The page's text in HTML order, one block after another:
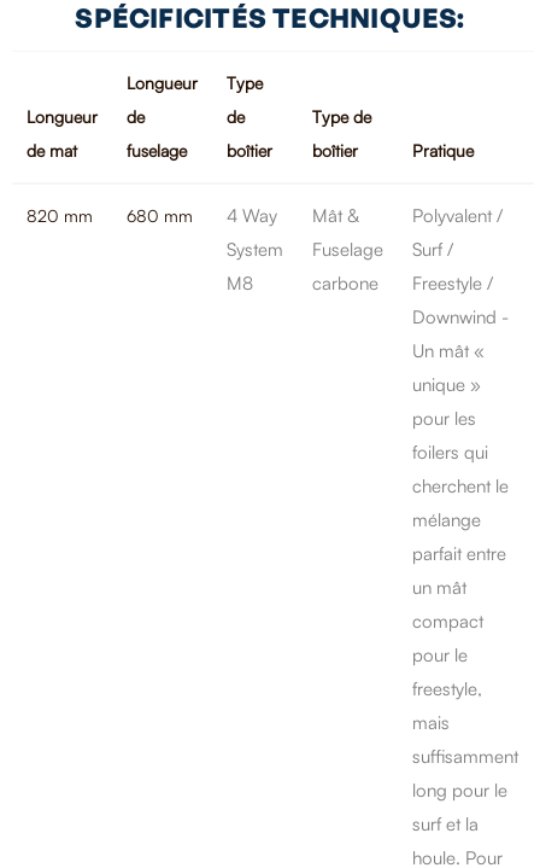
SPÉCIFICITÉS TECHNIQUES:
Longueur
de mat
Longueur
de
fuselage
Type
de
boîtier
Type de
boîtier
Pratique
820 mm 680 mm
4 Way
System
M8
Mât &
Fuselage
carbone
Polyvalent /
Surf /
Freestyle /
Downwind -
Un mât «
unique »
pour les
foilers qui
cherchent le
mélange
parfait entre
un mât
compact
pour le
freestyle,
mais
suffisamment
long pour le
surf et la
houle. Pour